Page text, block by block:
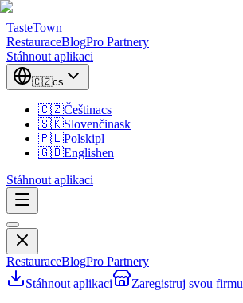
TasteTown
RestauraceBlogPro Partnery
Stáhnout aplikaci
🇨🇿cs
🇨🇿Češtinacs
🇸🇰Slovenčinask
🇵🇱Polskipl
🇬🇧Englishen
Stáhnout aplikaci
RestauraceBlogPro Partnery
Stáhnout aplikaci
Zaregistruj svou firmu